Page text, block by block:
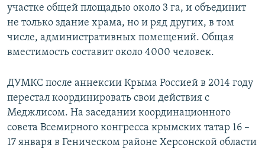
участке общей площадью около 3 га, и объединит
не только здание храма, но и ряд других, в том
числе, административных помещений. Общая
вместимость составит около 4000 человек.
ДУМКС после аннексии Крыма Россией в 2014 году
перестал координировать свои действия с
Меджлисом. На заседании координационного
совета Всемирного конгресса крымских татар 16 –
17 января в Геническом районе Херсонской области